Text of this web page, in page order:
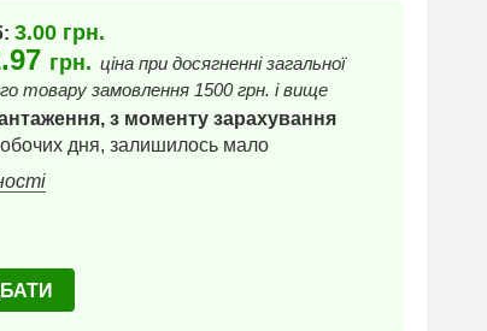
3.00 грн.
грн. ціна при досягненні загальної
товару замовлення 1500 грн. і вище
з моменту зарахування
дня, залишилось мало